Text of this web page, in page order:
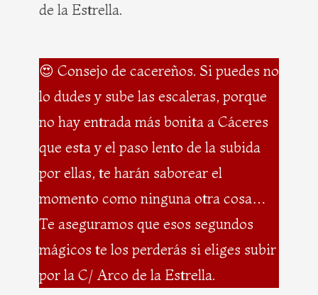
de la Estrella.
😍 Consejo de cacereños. Si puedes no
lo dudes y sube las escaleras, porque
no hay entrada más bonita a Cáceres
que esta y el paso lento de la subida
por ellas, te harán saborear el
momento como ninguna otra cosa…
Te aseguramos que esos segundos
mágicos te los perderás si eliges subir
por la C/ Arco de la Estrella.